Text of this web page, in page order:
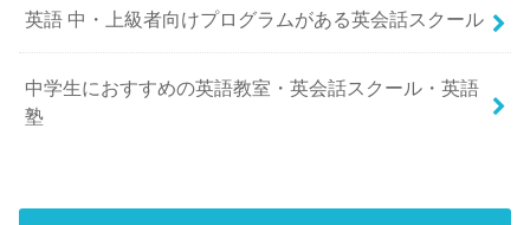
英語 中・上級者向けプログラムがある英会話スクール
中学生におすすめの英語教室・英会話スクール・英語
塾